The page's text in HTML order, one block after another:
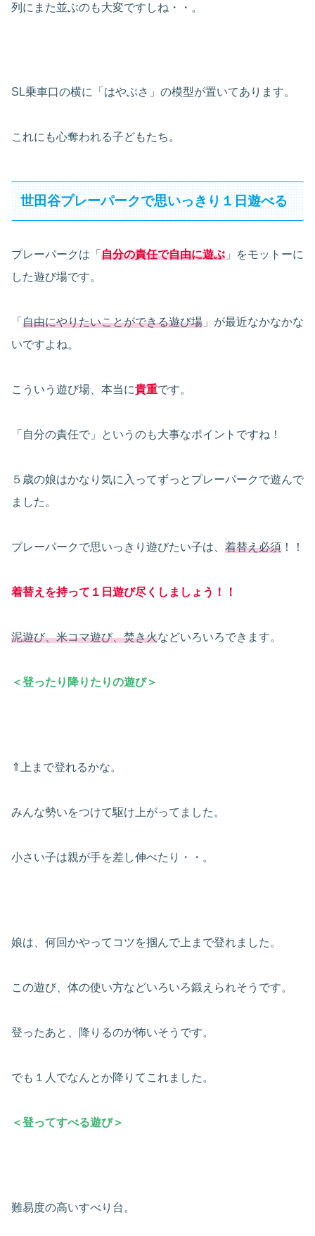
列にまた並ぶのも大変ですしね・・。
SL乗車口の横に「はやぶさ」の模型が置いてあります。
これにも心奪われる子どもたち。
世田谷プレーパークで思いっきり１日遊べる
プレーパークは「 自分の責任で自由に遊ぶ 」をモットーに
した遊び場です。
「 自由にやりたいことができる遊び場 」が最近なかなかな
いですよね。
こういう遊び場、本当に貴重です。
「自分の責任で」というのも大事なポイントですね！
５歳の娘はかなり気に入ってずっとプレーパークで遊んで
ました。
プレーパークで思いっきり遊びたい子は、 着替え必須 ！！
着替えを持って１日遊び尽くしましょう！！
泥遊び、米コマ遊び、焚き火などいろいろできます。
＜登ったり降りたりの遊び＞
⇑上まで登れるかな。
みんな勢いをつけて駆け上がってました。
小さい子は親が手を差し伸べたり・・。
娘は、何回かやってコツを掴んで上まで登れました。
この遊び、体の使い方などいろいろ鍛えられそうです。
登ったあと、降りるのが怖いそうです。
でも１人でなんとか降りてこれました。
＜登ってすべる遊び＞
難易度の高いすべり台。